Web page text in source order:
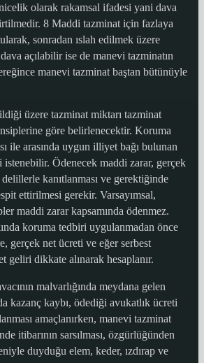
olarak rakamsal ifadesi yani dava
8 Maddi tazminat için fazlaya
sonradan ıslah edilmek üzere
açılabilir ise de manevi tazminatın
manevi tazminat baştan bütünüyle
üzere tazminat miktarı tazminat
göre belirlenecektir. Koruma
ile arasında uygun illiyet bağı bulunan
istenebilir. Ödenecek maddi zarar, gerçek
delillerle kanıtlanması ve gerektiğinde
ettirilmesi gerekir. Varsayımsal,
maddi zarar kapsamında ödenmez.
koruma tedbiri uygulanmadan önce
gerçek net ücreti ve eğer serbest
geliri dikkate alınarak hesaplanır.
malvarlığında meydana gelen
kazanç kaybı, ödediği avukatlık ücreti
amaçlanırken, manevi tazminat
itibarının sarsılması, özgürlüğünden
duyduğu elem, keder, ızdırap ve